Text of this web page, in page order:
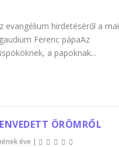
evangélium hirdetéséről a mai
Ferenc pápaAz
a papoknak...
ÖRÖMRŐL
éve |